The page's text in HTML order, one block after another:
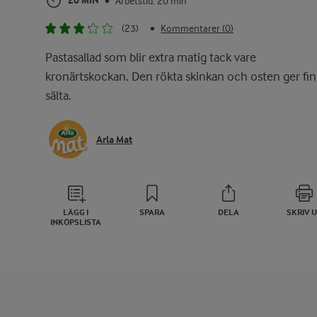
(23) • Kommentarer (0)
Pastasallad som blir extra matig tack vare
kronärtskockan. Den rökta skinkan och osten ger fin
sälta.
Arla Mat
LÄGG I
INKÖPSLISTA
SPARA DELA SKRIV